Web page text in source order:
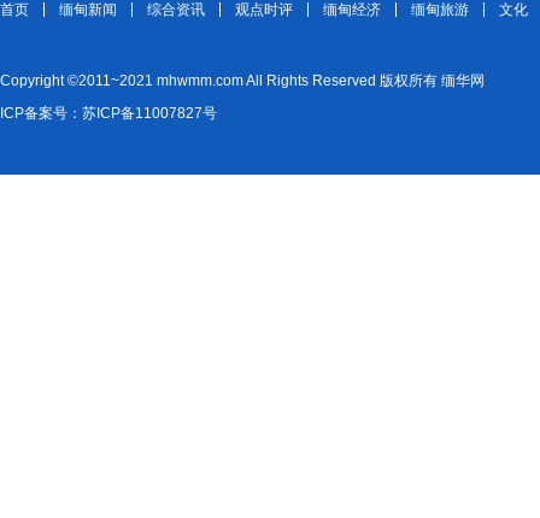
首页 缅甸新闻 综合资讯 观点时评 缅甸经济 缅甸旅游 文化
Copyright ©2011~2021 mhwmm.com All Rights Reserved 版权所有 缅华网
ICP备案号：苏ICP备11007827号